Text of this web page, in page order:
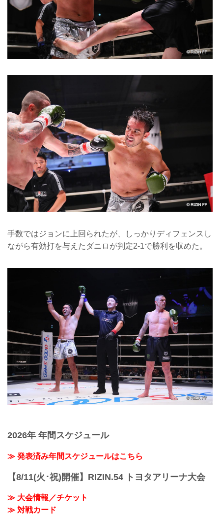
手数ではジョンに上回られたが、しっかりディフェンスし
ながら有効打を与えたダニロが判定2-1で勝利を収めた。
2026年 年間スケジュール
≫ 発表済み年間スケジュールはこちら
【8/11(火･祝)開催】RIZIN.54 トヨタアリーナ大会
≫ 大会情報／チケット
≫ 対戦カード